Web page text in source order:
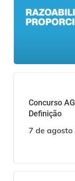
Concurso
Definição
7 de agosto